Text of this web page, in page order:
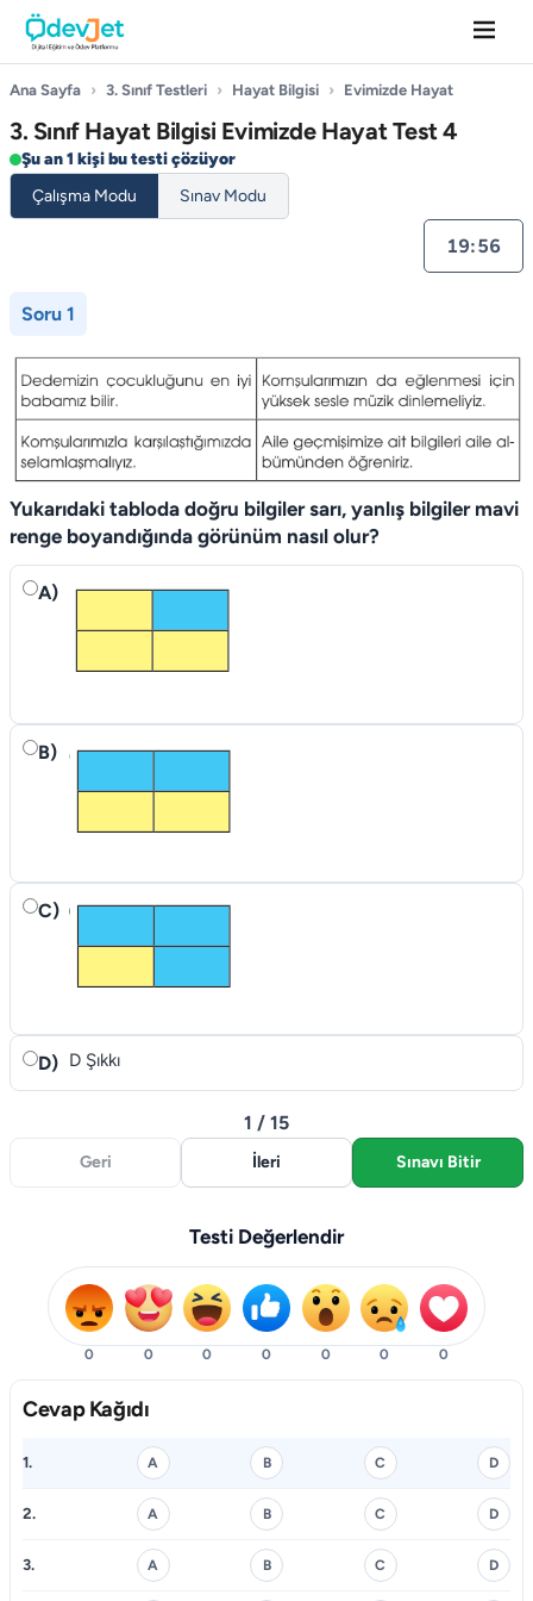
Ana Sayfa › 3. Sınıf Testleri › Hayat Bilgisi › Evimizde Hayat
3. Sınıf Hayat Bilgisi Evimizde Hayat Test 4
Şu an 1 kişi bu testi çözüyor
Çalışma Modu
Sınav Modu
19:55
Soru 1
Yukarıdaki tabloda doğru bilgiler sarı, yanlış bilgiler mavi
renge boyandığında görünüm nasıl olur?
A)
B)
C)
D) D Şıkkı
Geri
1 / 15
İleri Sınavı Bitir
Testi Değerlendir
0 0 0 0 0 0 0
Cevap Kağıdı
1. A B C D
2. A B C D
3. A B C D